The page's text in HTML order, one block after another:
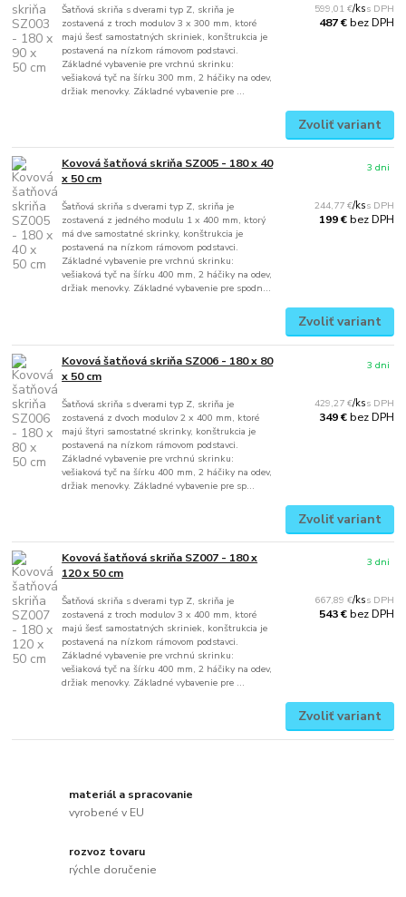
Šatňová skriňa s dverami typ Z, skriňa je
zostavená z troch modulov 3 x 300 mm, ktoré
majú šesť samostatných skriniek, konštrukcia je
postavená na nízkom rámovom podstavci.
Základné vybavenie pre vrchnú skrinku:
vešiaková tyč na šírku 300 mm, 2 háčiky na odev,
držiak menovky. Základné vybavenie pre ...
599,01 €/ks
487 €bez DPH
Zvoliť variant
Kovová šatňová skriňa SZ005 - 180 x 40
x 50 cm
Šatňová skriňa s dverami typ Z, skriňa je
zostavená z jedného modulu 1 x 400 mm, ktorý
má dve samostatné skrinky, konštrukcia je
postavená na nízkom rámovom podstavci.
Základné vybavenie pre vrchnú skrinku:
vešiaková tyč na šírku 400 mm, 2 háčiky na odev,
držiak menovky. Základné vybavenie pre spodn...
244,77 €/ks
199 €bez DPH
3 dni
Zvoliť variant
Kovová šatňová skriňa SZ006 - 180 x 80
x 50 cm
Šatňová skriňa s dverami typ Z, skriňa je
zostavená z dvoch modulov 2 x 400 mm, ktoré
majú štyri samostatné skrinky, konštrukcia je
postavená na nízkom rámovom podstavci.
Základné vybavenie pre vrchnú skrinku:
vešiaková tyč na šírku 400 mm, 2 háčiky na odev,
držiak menovky. Základné vybavenie pre sp...
429,27 €/ks
349 €bez DPH
3 dni
Zvoliť variant
Kovová šatňová skriňa SZ007 - 180 x
120 x 50 cm
Šatňová skriňa s dverami typ Z, skriňa je
zostavená z troch modulov 3 x 400 mm, ktoré
majú šesť samostatných skriniek, konštrukcia je
postavená na nízkom rámovom podstavci.
Základné vybavenie pre vrchnú skrinku:
vešiaková tyč na šírku 400 mm, 2 háčiky na odev,
držiak menovky. Základné vybavenie pre ...
667,89 €/ks
543 €bez DPH
3 dni
Zvoliť variant
materiál a spracovanie
vyrobené v EU
rozvoz tovaru
rýchle doručenie